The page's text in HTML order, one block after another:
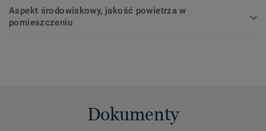
Aspekt środowiskowy, jakość powietrza w
pomieszczeniu
Dokumenty